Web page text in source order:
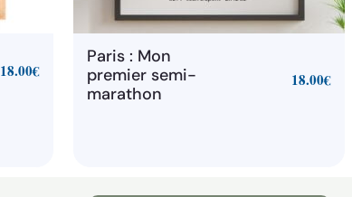
18.00€
Paris : Mon
premier semi-
marathon
18.00€